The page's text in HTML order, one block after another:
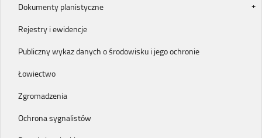
Dokumenty planistyczne
Rejestry i ewidencje
Publiczny wykaz danych o środowisku i jego ochronie
Łowiectwo
Zgromadzenia
Ochrona sygnalistów